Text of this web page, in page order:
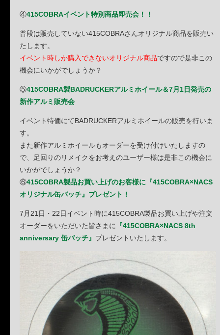
④415COBRAイベント特別商品即売会！！
普段は販売していない415COBRAさんオリジナル商品を販売い
たします。
イベント時しか購入できないオリジナル商品ですので是非この
機会にいかがでしょうか？
⑤415COBRA製BADRUCKERアルミホイール＆7月1日発売の
新作アルミ販売会
イベント特価にてBADRUCKERアルミホイールの販売を行いま
す。
また新作アルミホイールもオーダーを受け付けいたしますの
で、足回りのリメイクをお考えのユーザー様は是非この機会に
いかがでしょうか？
⑥415COBRA製品お買い上げのお客様に『415COBRA×NACS
オリジナル缶バッチ』プレゼント！
7月21日・22日イベント時に415COBRA製品お買い上げや注文
オーダーをいただいた皆さまに 『415COBRA×NACS 8th
anniversary 缶バッチ』 プレゼントいたします。